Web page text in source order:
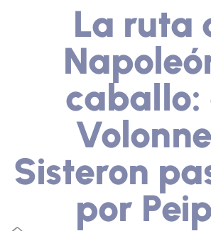
La ruta
caballo:
Sisteron
por